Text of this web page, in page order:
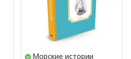
Морские истории